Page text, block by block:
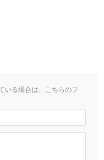
いる場合は、こちらのフ